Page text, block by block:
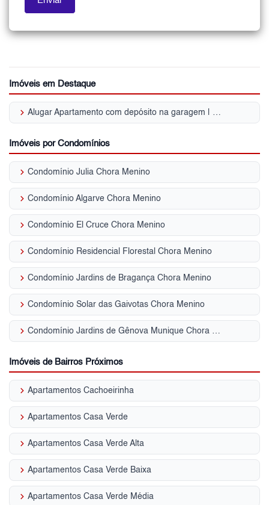
Imóveis em Destaque
keyboard_arrow_right Alugar Apartamento com depósito na garagem | Chora Menino
Imóveis por Condomínios
keyboard_arrow_right Condomínio Julia Chora Menino
keyboard_arrow_right Condomínio Algarve Chora Menino
keyboard_arrow_right Condomínio El Cruce Chora Menino
keyboard_arrow_right Condomínio Residencial Florestal Chora Menino
keyboard_arrow_right Condomínio Jardins de Bragança Chora Menino
keyboard_arrow_right Condomínio Solar das Gaivotas Chora Menino
keyboard_arrow_right Condomínio Jardins de Gênova Munique Chora Menino
Imóveis de Bairros Próximos
keyboard_arrow_right Apartamentos Cachoeirinha
keyboard_arrow_right Apartamentos Casa Verde
keyboard_arrow_right Apartamentos Casa Verde Alta
keyboard_arrow_right Apartamentos Casa Verde Baixa
keyboard_arrow_right Apartamentos Casa Verde Média